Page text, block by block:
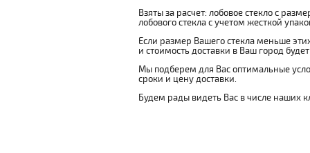
Взяты за расчет: лобовое стекло с
лобового стекла с учетом жесткой
Если размер Вашего стекла меньше
и стоимость доставки в Ваш город
Мы подберем для Вас оптимальные
сроки и цену доставки.
Будем рады видеть Вас в числе наших